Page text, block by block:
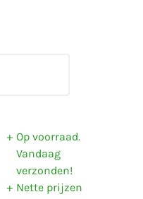
Op voorraad.
Vandaag
verzonden!
Nette prijzen